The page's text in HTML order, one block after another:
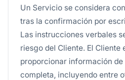
Un Servicio se considera
tras la confirmación por
Las instrucciones verbales
riesgo del Cliente. El Cliente
proporcionar información
completa, incluyendo entre